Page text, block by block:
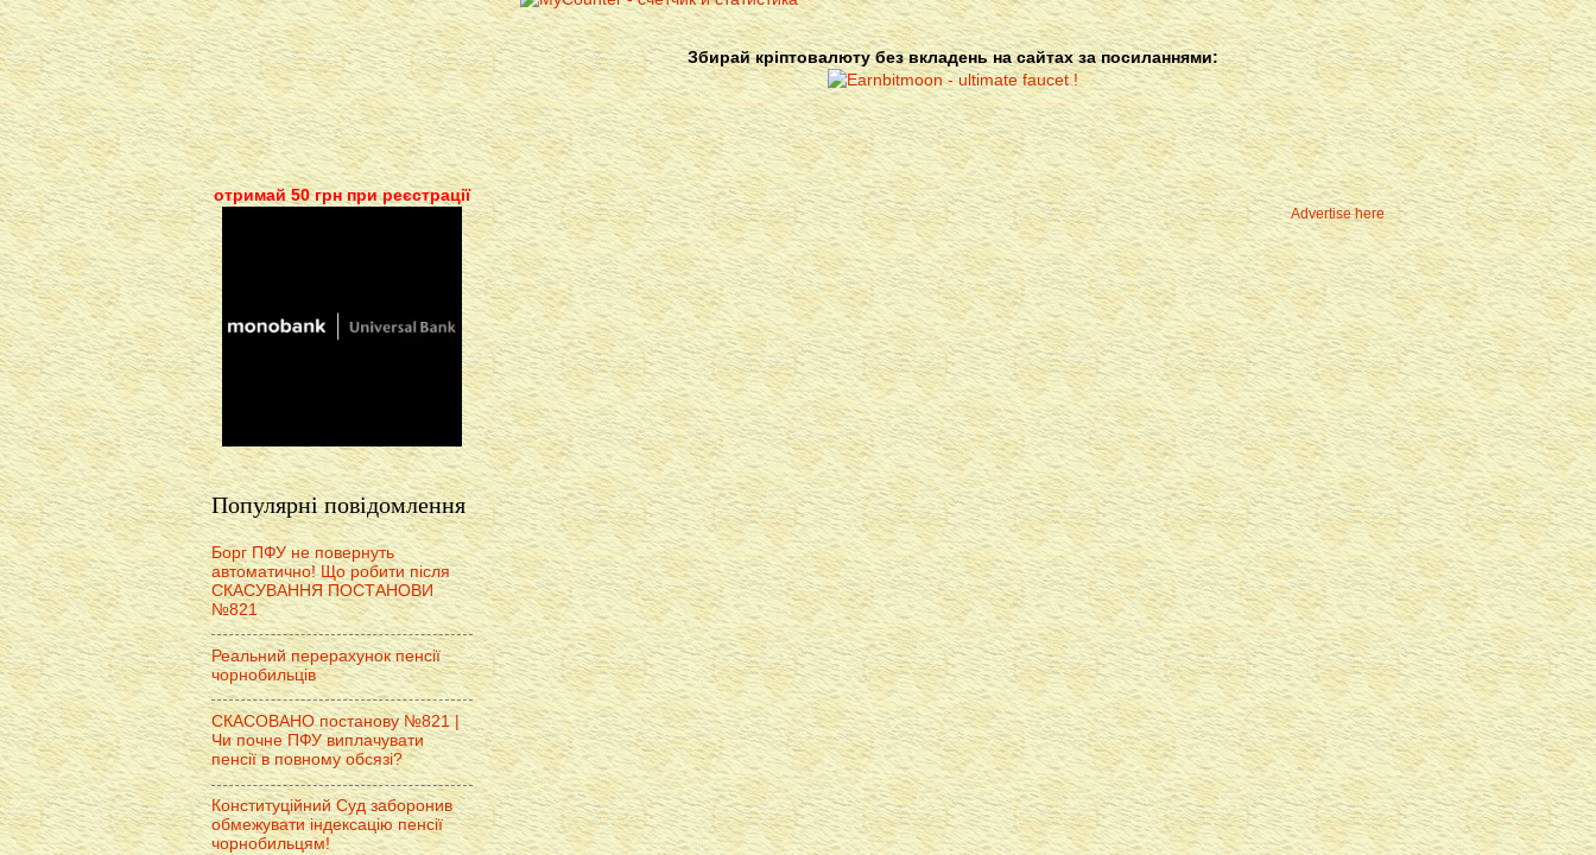
Збирай кріптовалюту без вкладень на сайтах за посиланнями:
Advertise here
отримай 50 грн при реєстрації
Популярні повідомлення
Борг ПФУ не повернуть
автоматично! Що робити після
СКАСУВАННЯ ПОСТАНОВИ
№821
Реальний перерахунок пенсії
чорнобильців
СКАСОВАНО постанову №821 |
Чи почне ПФУ виплачувати
пенсії в повному обсязі?
Конституційний Суд заборонив
обмежувати індексацію пенсії
чорнобильцям!